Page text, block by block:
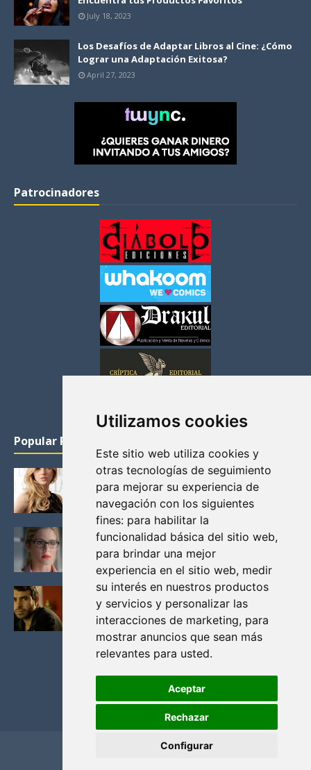
Utilizamos cookies
Este sitio web utiliza cookies y
otras tecnologías de seguimiento
para mejorar su experiencia de
navegación con los siguientes
fines: para habilitar la
funcionalidad básica del sitio web,
para brindar una mejor
experiencia en el sitio web, medir
su interés en nuestros productos
y servicios y personalizar las
interacciones de marketing, para
mostrar anuncios que sean más
relevantes para usted.
Aceptar
Rechazar
Configurar
July 18, 2023
Los Desafíos de Adaptar Libros al Cine: ¿Cómo
Lograr una Adaptación Exitosa?
April 27, 2023
Patrocinadores
Popular Posts
KATHERYN WINNICK: LA ACTRIZ MAS GUAPA DE
VIKINGOS
Junio 14, 2013
FELICITY (EMILY BETT RICKARDS), LAS FOTOS
MAS BONITAS DE LA ALIADA DE ARROW
Noviembre 30, 2013
BLACK MIRROR: TODA TU HISTORIA. EPISODIO 3.
LA CRITICA
Mayo 17, 2012
Privacidad y cookies
Contacto